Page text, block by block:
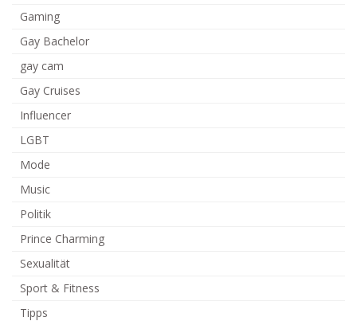
Gaming
Gay Bachelor
gay cam
Gay Cruises
Influencer
LGBT
Mode
Music
Politik
Prince Charming
Sexualität
Sport & Fitness
Tipps